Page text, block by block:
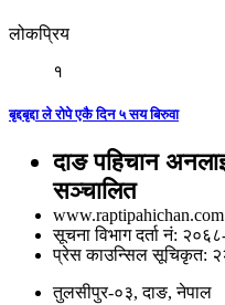
लोकप्रिय
१
बृद्दबृद्दा ले रोपे एकै दिन ५ सय बिरुवा
दाङ पहिचान
सञ्चालित
www.raptipahichan.com
सूचना विभाग दर्ता नं:
प्रेस काउन्सिल सूचिकृत:
तुलसीपुर-०३, दाङ, नेपाल